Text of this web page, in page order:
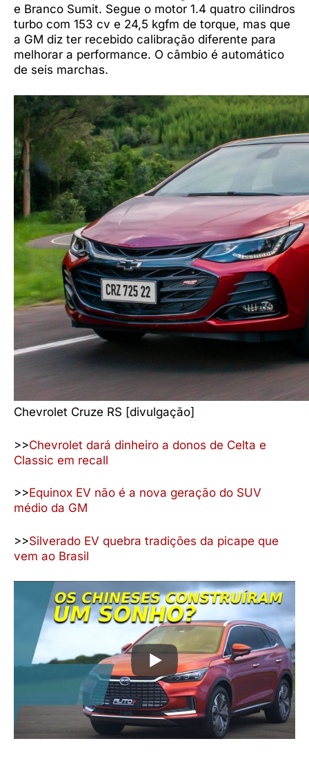
e Branco Sumit. Segue o motor 1.4 quatro cilindros
turbo com 153 cv e 24,5 kgfm de torque, mas que
a GM diz ter recebido calibração diferente para
melhorar a performance. O câmbio é automático
de seis marchas.
Chevrolet Cruze RS [divulgação]
>>Chevrolet dará dinheiro a donos de Celta e
Classic em recall
>>Equinox EV não é a nova geração do SUV
médio da GM
>>Silverado EV quebra tradições da picape que
vem ao Brasil